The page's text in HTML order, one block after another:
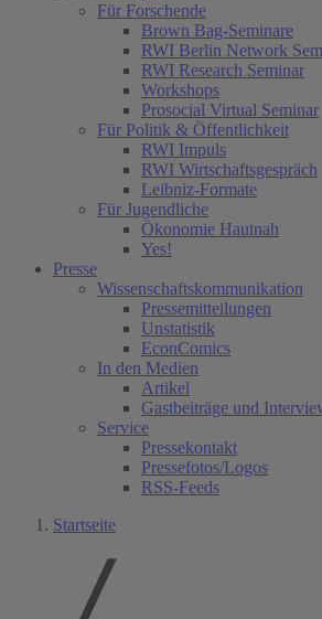
Für Forschende
Brown Bag-Seminare
RWI Berlin Network
RWI Research Seminar
Workshops
Prosocial Virtual Seminar
Für Politik & Öffentlichkeit
RWI Impuls
RWI Wirtschaftsgespräch
Leibniz-Formate
Für Jugendliche
Ökonomie Hautnah
Yes!
Presse
Wissenschaftskommunikation
Pressemitteilungen
Unstatistik
EconComics
In den Medien
Artikel
Gastbeiträge und
Service
Pressekontakt
Pressefotos/Logos
RSS-Feeds
Startseite